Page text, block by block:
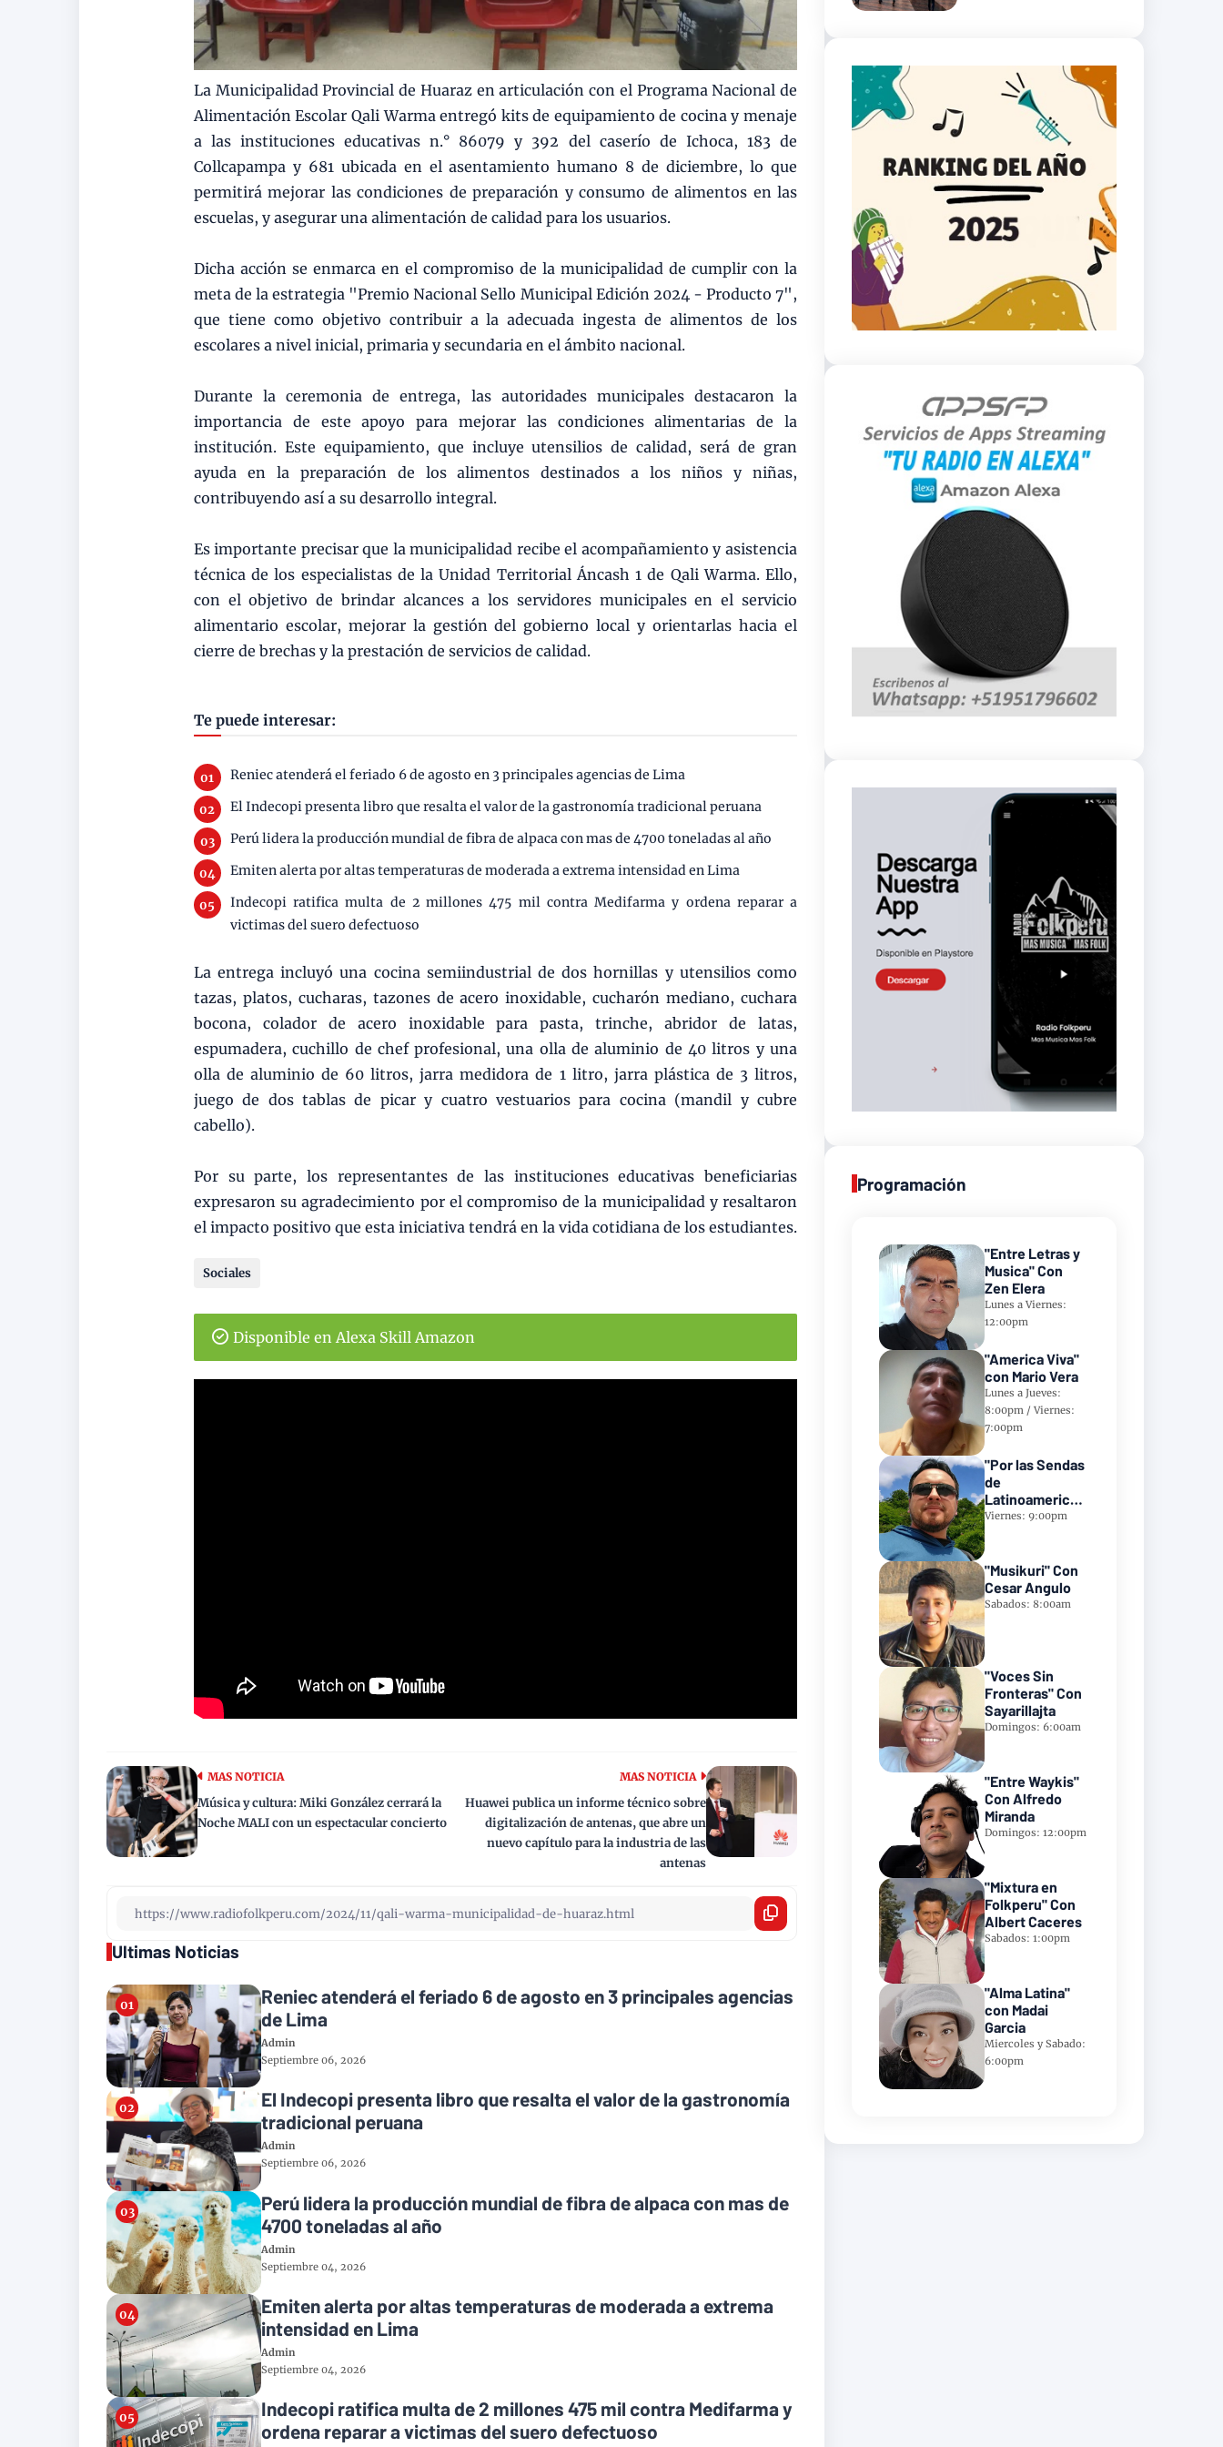
La Municipalidad Provincial de Huaraz en articulación con el Programa Nacional de
Alimentación Escolar Qali Warma entregó kits de equipamiento de cocina y menaje
a las instituciones educativas n.° 86079 y 392 del caserío de Ichoca, 183 de
Collcapampa y 681 ubicada en el asentamiento humano 8 de diciembre, lo que
permitirá mejorar las condiciones de preparación y consumo de alimentos en las
escuelas, y asegurar una alimentación de calidad para los usuarios.
Dicha acción se enmarca en el compromiso de la municipalidad de cumplir con la
meta de la estrategia "Premio Nacional Sello Municipal Edición 2024 - Producto 7",
que tiene como objetivo contribuir a la adecuada ingesta de alimentos de los
escolares a nivel inicial, primaria y secundaria en el ámbito nacional.
Durante la ceremonia de entrega, las autoridades municipales destacaron la
importancia de este apoyo para mejorar las condiciones alimentarias de la
institución. Este equipamiento, que incluye utensilios de calidad, será de gran
ayuda en la preparación de los alimentos destinados a los niños y niñas,
contribuyendo así a su desarrollo integral.
Es importante precisar que la municipalidad recibe el acompañamiento y asistencia
técnica de los especialistas de la Unidad Territorial Áncash 1 de Qali Warma. Ello,
con el objetivo de brindar alcances a los servidores municipales en el servicio
alimentario escolar, mejorar la gestión del gobierno local y orientarlas hacia el
cierre de brechas y la prestación de servicios de calidad.
Te puede interesar:
Reniec atenderá el feriado 6 de agosto en 3 principales agencias de Lima
El Indecopi presenta libro que resalta el valor de la gastronomía tradicional peruana
Perú lidera la producción mundial de fibra de alpaca con mas de 4700 toneladas al año
Emiten alerta por altas temperaturas de moderada a extrema intensidad en Lima
Indecopi ratifica multa de 2 millones 475 mil contra Medifarma y ordena reparar a
victimas del suero defectuoso
La entrega incluyó una cocina semiindustrial de dos hornillas y utensilios como
tazas, platos, cucharas, tazones de acero inoxidable, cucharón mediano, cuchara
bocona, colador de acero inoxidable para pasta, trinche, abridor de latas,
espumadera, cuchillo de chef profesional, una olla de aluminio de 40 litros y una
olla de aluminio de 60 litros, jarra medidora de 1 litro, jarra plástica de 3 litros,
juego de dos tablas de picar y cuatro vestuarios para cocina (mandil y cubre
cabello).
Por su parte, los representantes de las instituciones educativas beneficiarias
expresaron su agradecimiento por el compromiso de la municipalidad y resaltaron
el impacto positivo que esta iniciativa tendrá en la vida cotidiana de los estudiantes.
Sociales
Disponible en Alexa Skill Amazon
MAS NOTICIA
Huawei publica un informe técnico sobre
digitalización de antenas, que abre un
nuevo capítulo para la industria de las
antenas
MAS NOTICIA
Música y cultura: Miki González cerrará la
Noche MALI con un espectacular concierto
Ultimas Noticias
Reniec atenderá el feriado 6 de agosto en 3 principales agencias
de Lima
Admin
Septiembre 06, 2026
El Indecopi presenta libro que resalta el valor de la gastronomía
tradicional peruana
Admin
Septiembre 06, 2026
Perú lidera la producción mundial de fibra de alpaca con mas de
4700 toneladas al año
Admin
Septiembre 04, 2026
Emiten alerta por altas temperaturas de moderada a extrema
intensidad en Lima
Admin
Septiembre 04, 2026
Indecopi ratifica multa de 2 millones 475 mil contra Medifarma y
ordena reparar a victimas del suero defectuoso
Programación
"Entre Letras y
Musica" Con
Zen Elera
Lunes a Viernes:
12:00pm
"America Viva"
con Mario Vera
Lunes a Jueves:
8:00pm / Viernes:
7:00pm
"Por las Sendas
de
Latinoamerica"
Con Frank
Viernes: 9:00pm
"Musikuri" Con
Cesar Angulo
Sabados: 8:00am
"Voces Sin
Fronteras" Con
Sayarillajta
Domingos: 6:00am
"Entre Waykis"
Con Alfredo
Miranda
Domingos: 12:00pm
"Mixtura en
Folkperu" Con
Albert Caceres
Sabados: 1:00pm
"Alma Latina"
con Madai
Garcia
Miercoles y Sabado:
6:00pm